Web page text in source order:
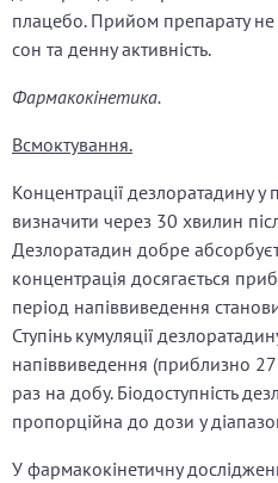
плацебо. Прийом препарату не
сон та денну активність.
Фармакокінетика.
Всмоктування.
Концентрації дезлоратадину у
визначити через 30 хвилин
Дезлоратадин добре
концентрація досягається
період напіввиведення
Ступінь кумуляції
напіввиведення (приблизно
раз на добу. Біодоступність
пропорційна до дози у
У фармакокінетичну